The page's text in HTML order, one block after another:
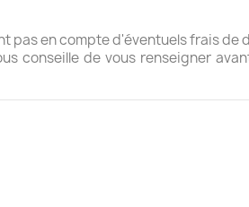
pas en compte d'éventuels frais de
conseille de vous renseigner